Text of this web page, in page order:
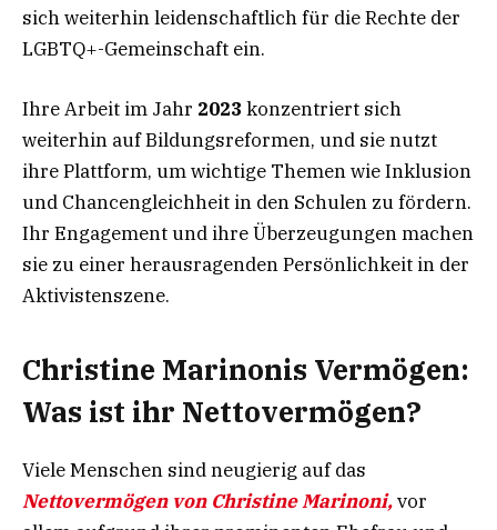
sich weiterhin leidenschaftlich für die Rechte der
LGBTQ+-Gemeinschaft ein.
Ihre Arbeit im Jahr 2023 konzentriert sich
weiterhin auf Bildungsreformen, und sie nutzt
ihre Plattform, um wichtige Themen wie Inklusion
und Chancengleichheit in den Schulen zu fördern.
Ihr Engagement und ihre Überzeugungen machen
sie zu einer herausragenden Persönlichkeit in der
Aktivistenszene.
Christine Marinonis Vermögen:
Was ist ihr Nettovermögen?
Viele Menschen sind neugierig auf das
Nettovermögen von Christine Marinoni,vor